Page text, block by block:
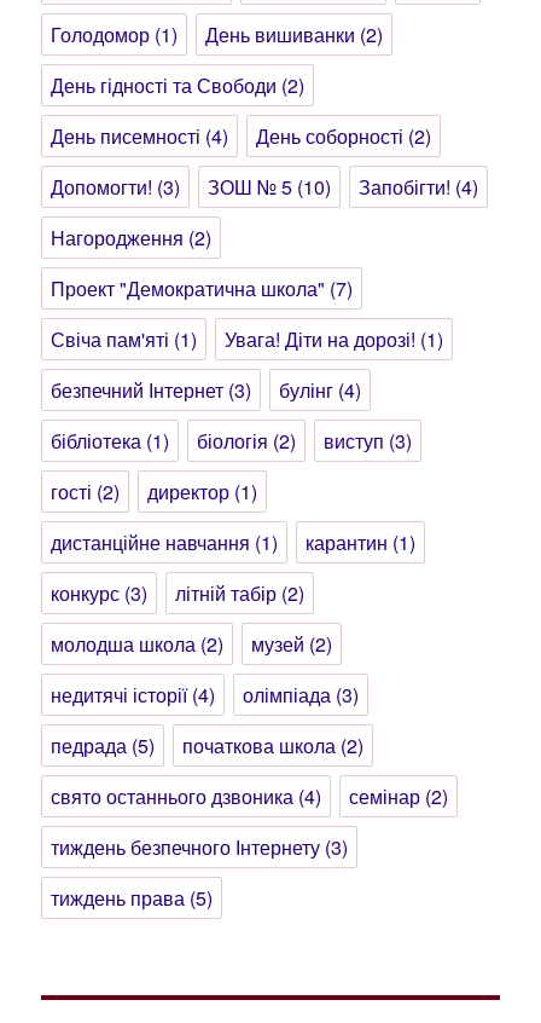
Голодомор (1) День вишиванки (2)
День гідності та Свободи (2)
День писемності (4) День соборності (2)
Допомогти! (3) ЗОШ № 5 (10) Запобігти! (4)
Нагородження (2)
Проект "Демократична школа" (7)
Свіча пам'яті (1) Увага! Діти на дорозі! (1)
безпечний Інтернет (3) булінг (4)
бібліотека (1) біологія (2) виступ (3)
гості (2) директор (1)
дистанційне навчання (1) карантин (1)
конкурс (3) літній табір (2)
молодша школа (2) музей (2)
недитячі історії(4) олімпіада (3)
педрада (5) початкова школа (2)
свято останнього дзвоника (4) семінар (2)
тиждень безпечного Інтернету (3)
тиждень права (5)